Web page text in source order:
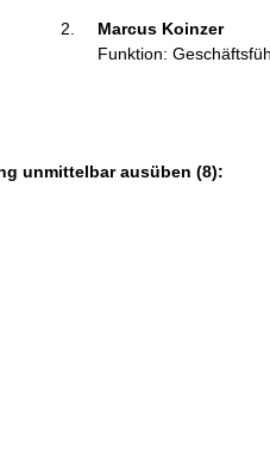
Marcus Koinzer
Funktion:
unmittelbar ausüben (8):